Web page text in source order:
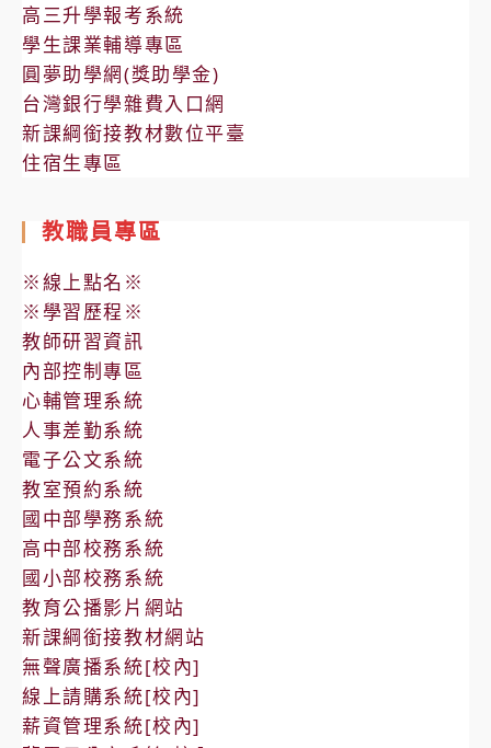
高三升學報考系統
學生課業輔導專區
圓夢助學網(獎助學金)
台灣銀行學雜費入口網
新課綱銜接教材數位平臺
住宿生專區
教職員專區
※線上點名※
※學習歷程※
教師研習資訊
內部控制專區
心輔管理系統
人事差勤系統
電子公文系統
教室預約系統
國中部學務系統
高中部校務系統
國小部校務系統
教育公播影片網站
新課綱銜接教材網站
無聲廣播系統[校內]
線上請購系統[校內]
薪資管理系統[校內]